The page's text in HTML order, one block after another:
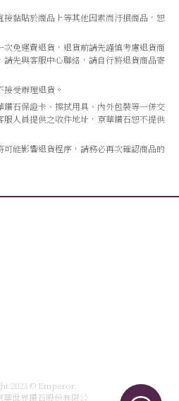
黏貼於商品上等其他因素而汙損商品，恕
免運費退貨，退貨前請先謹慎考慮退貨商
先與客服中心聯絡，請自行將退貨商品寄
受辦理退貨。
石保證卡、擦拭用具、內外包裝等一併交
人員提供之收件地址，京華鑽石恕不提供
能影響退貨程序，請務必再次確認商品的
2023 © Emperor
世界鑽石股份有限公